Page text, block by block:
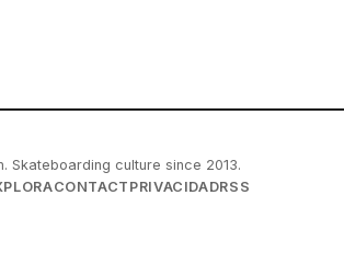
Skateboarding culture since 2013.
CONTACT PRIVACIDADRSS